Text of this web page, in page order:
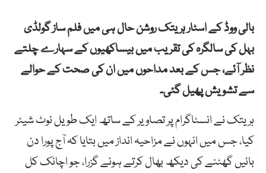
بالی ووڈ کے اسٹار ہریتک روشن حال ہی میں فلم ساز گولڈی
بہل کی سالگرہ کی تقریب میں بیساکھیوں کے سہارے چلتے
نظر آئے، جس کے بعد مداحوں میں ان کی صحت کے حوالے
سے تشویش پھیل گئی۔
ہریتک نے انسٹاگرام پر تصاویر کے ساتھ ایک طویل نوٹ شیئر
کیا، جس میں انہوں نے مزاحیہ انداز میں بتایا کہ آج پورا دن
بائیں گھٹنے کی دیکھ بھال کرتے ہوئے گزرا، جو اچانک کل